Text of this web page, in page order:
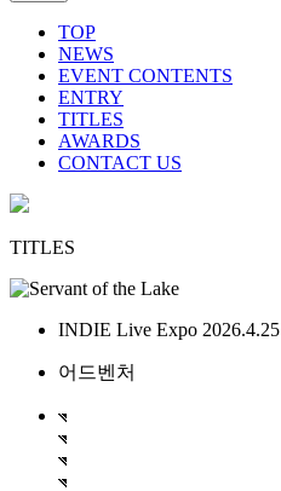
TOP
NEWS
EVENT CONTENTS
ENTRY
TITLES
AWARDS
CONTACT US
TITLES
INDIE Live Expo 2026.4.25
어드벤처